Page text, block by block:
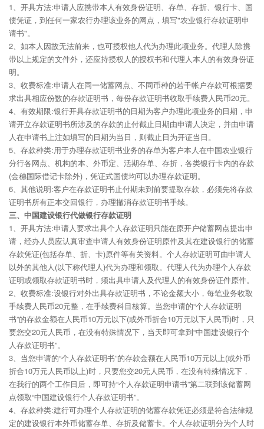
1、开具方法:申请人应携带本人有效身份证明、存单、存折、银行卡、国
债凭证，到任何一家农行办理该业务的网点，填写"农业银行存款证明申
请书"。
2、如本人因故无法前来，也可授权他人代为办理此项业务。代理人除携
带以上规定的文件外，还应持授权人的授权书和代理人本人的有效身份证
明。
3、收费标准:申请人在同一储蓄网点、不同币种的若干帐户存款可根据要
求出具相应份数的存款证明书，每份存款证明书收取手续费人民币20元。
4、有效期限:银行开具存款证明书的日期为客户办理此项业务的日期，申
请开立存款证明书所涉及的存款的止付截止日期由申请人决定，并由申请
人在申请书上注如填写的日期为当日，则截止日为开证当日。
5、存款种类:用于办理存款证明书业务的存单为客户本人在中国农业银行
分行各网点、机构的本、外币定、活期存单、存折，各类银行卡内的存款
(金穗国际借记卡除外)，凭证式国债均可以办理存款证明。
6、其他说明:客户在存款证明书止付期未到前要提取存款，必须先将存款
证明书所有正本交回银行，办理撤消存款证明书手续。
三、中国建设银行代做银行存款证明
1、开具方法:申请人要求出具个人存款证明只能在原开户储蓄网点提出申
请，经办人员应认真审查申请人有效身份证明原件及其在建设银行的储蓄
存款凭证(包括存单、折、卡)原件等有关资料。个人存款证明可由申请人
以外的其他人(以下称代理人)代为办理和领取。代理人代为办理个人存款
证明或领取存款证明书时，须出具申请人及代理人的有效身份证件原件。
2、收费标准:设银行对外出具存款证明书，不论金额大小，每笔业务收取
手续费人民币20元整，在手续费科目核算。当您申请的“个人存款证明
书”的存款金额在人民币10万元以下(或外币折合10万元以下人民币)时，只
要您交20元人民币，在没有特殊情况下，当天即可拿到“中国建设银行个
人存款证明书”。
3、当您申请的“个人存款证明书”的存款金额在人民币10万元以上(或外币
折合10万元人民币以上)时，只要您交20元人民币，在没有特殊情况下，
在我行的两个工作日后，即可持“个人存款证明申请书”第二联到该储蓄网
点领取“中国建设银行个人存款证明书”。
4、存款种类:建行可办理个人存款证明的储蓄存款凭证必须是符合法律规
定的建设银行本外币储蓄存单、存折及储蓄卡。个人存款证明分为个人时